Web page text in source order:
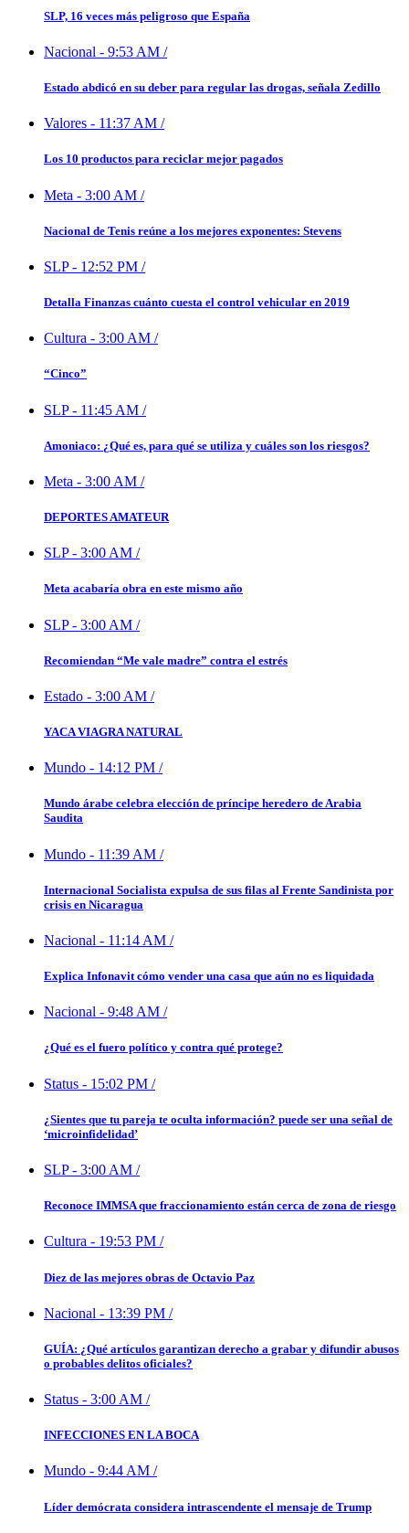
SLP, 16 veces más peligroso que España
Nacional - 9:53 AM /
Estado abdicó en su deber para regular las drogas, señala Zedillo
Valores - 11:37 AM /
Los 10 productos para reciclar mejor pagados
Meta - 3:00 AM /
Nacional de Tenis reúne a los mejores exponentes: Stevens
SLP- 12:52 PM /
Detalla Finanzas cuánto cuesta el control vehicular en 2019
Cultura - 3:00 AM /
“Cinco”
SLP- 11:45 AM /
Amoniaco: ¿Qué es, para qué se utiliza y cuáles son los riesgos?
Meta - 3:00 AM /
DEPORTES AMATEUR
SLP- 3:00 AM /
Meta acabaría obra en este mismo año
SLP- 3:00 AM /
Recomiendan “Me vale madre” contra el estrés
Estado - 3:00 AM /
YACA VIAGRA NATURAL
Mundo - 14:12 PM /
Mundo árabe celebra elección de príncipe heredero de Arabia
Saudita
Mundo - 11:39 AM /
Internacional Socialista expulsa de sus filas al Frente Sandinista por
crisis en Nicaragua
Nacional - 11:14 AM /
Explica Infonavit cómo vender una casa que aún no es liquidada
Nacional - 9:48 AM /
¿Qué es el fuero político y contra qué protege?
Status - 15:02 PM /
¿Sientes que tu pareja te oculta información? puede ser una señal de
‘microinfidelidad’
SLP- 3:00 AM /
Reconoce IMMSA que fraccionamiento están cerca de zona de riesgo
Cultura - 19:53 PM /
Diez de las mejores obras de Octavio Paz
Nacional - 13:39 PM /
GUÍA: ¿Qué artículos garantizan derecho a grabar y difundir abusos
o probables delitos oficiales?
Status - 3:00 AM /
INFECCIONES EN LA BOCA
Mundo - 9:44 AM /
Líder demócrata considera intrascendente el mensaje de Trump